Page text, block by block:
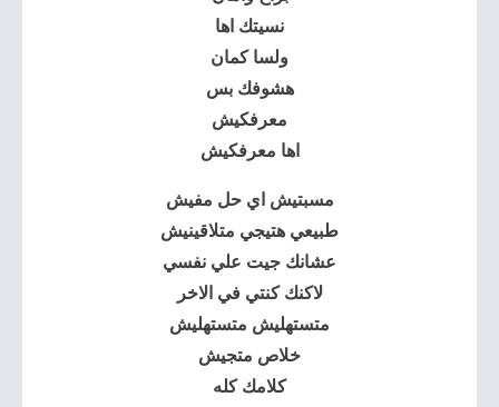
نسيتك اها
ولسا كمان
هشوفك بس
معرفكيش
اها معرفكيش
مسبتيش اي حل مفيش
طبيعي هتيجي متلاقينيش
عشانك جيت علي نفسي
لاكنك كنتي في الاخر
متستهليش متستهليش
خلاص متجيش
كلامك كله